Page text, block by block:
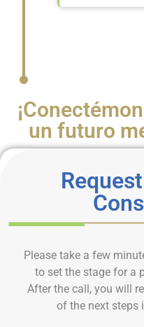
un futuro
Please take a few
to set the stage for a
After the call, you will
of the next steps